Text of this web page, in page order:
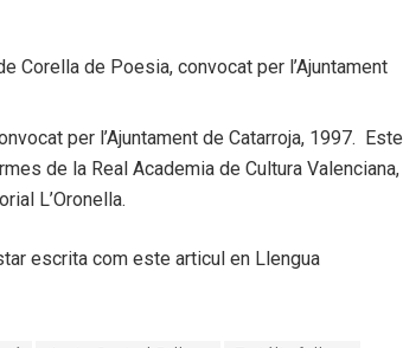
Corella de Poesia, convocat per l’Ajuntament
per l’Ajuntament de Catarroja, 1997. Este
de la Real Academia de Cultura Valenciana,
L’Oronella.
escrita com este articul en Llengua